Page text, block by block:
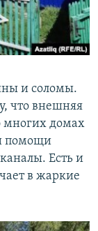
и соломы.
что внешняя
многих домах
помощи
Есть и
в жаркие